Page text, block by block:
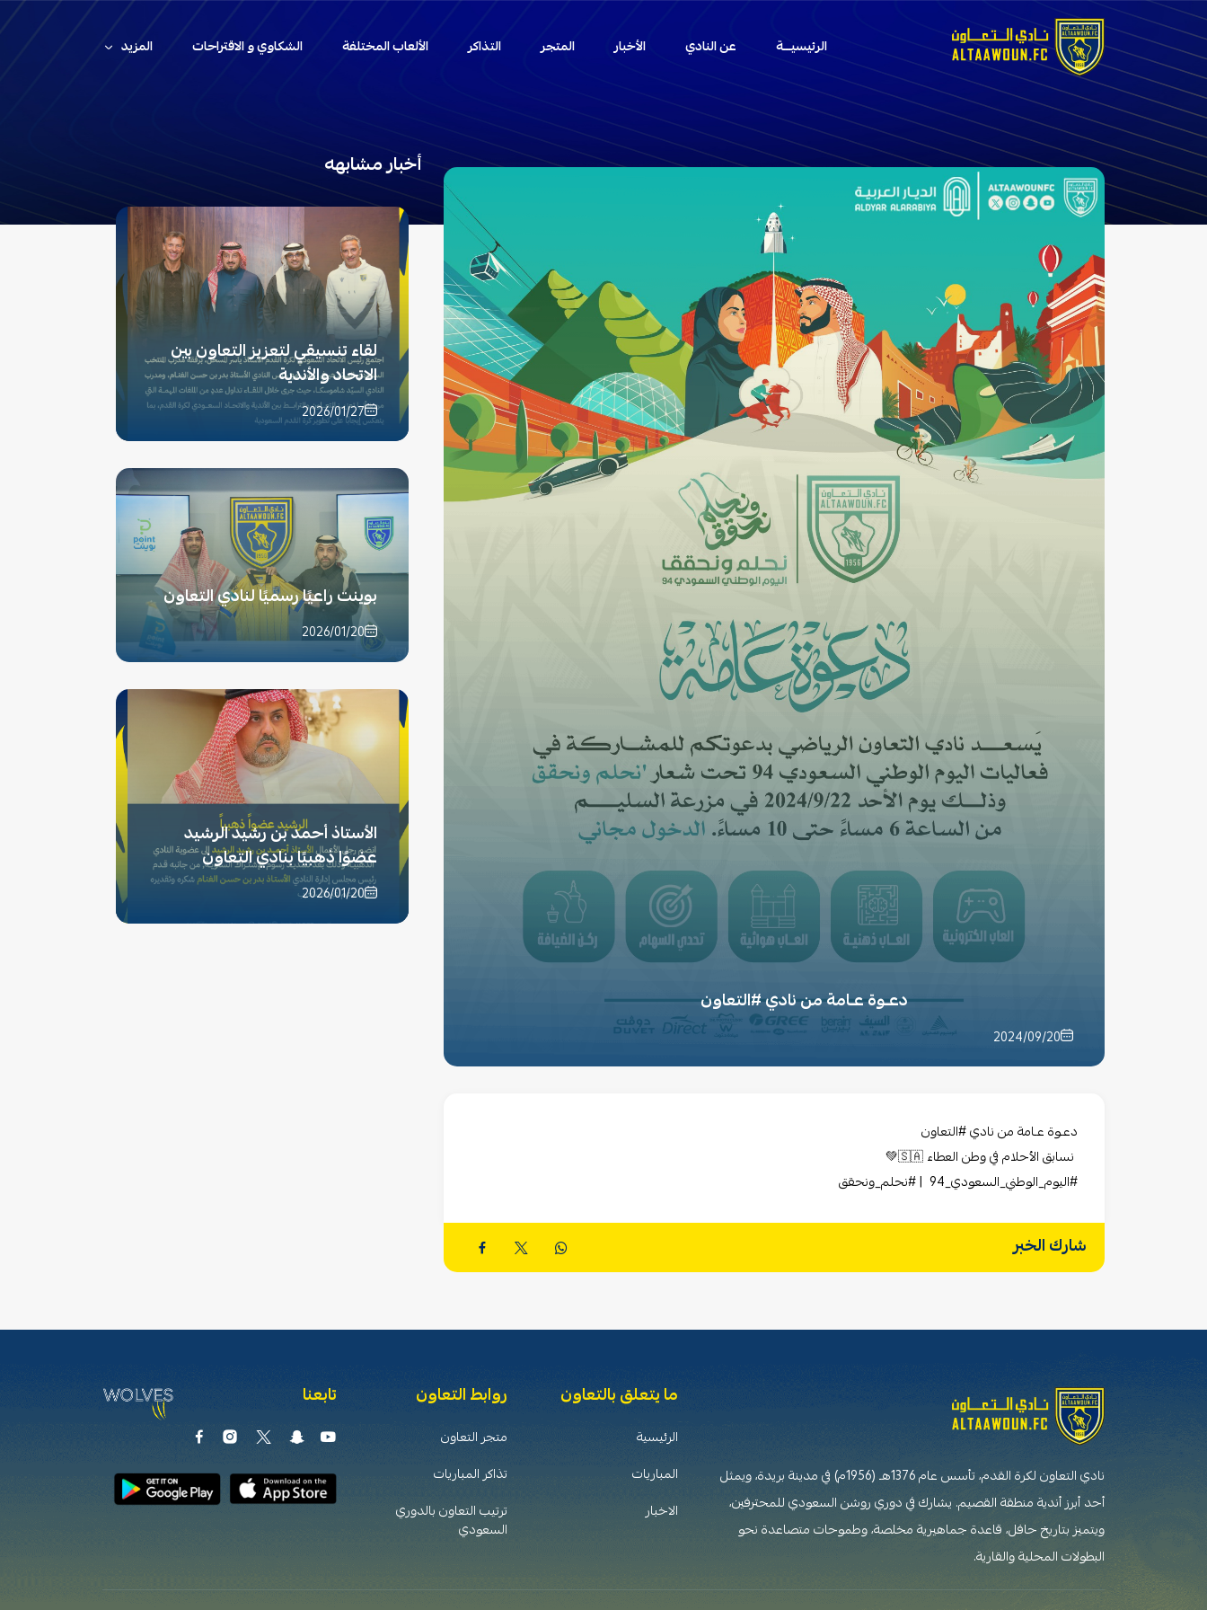
الرئيسيـــة عن النادي الأخبار المتجر التذاكر الألعاب المختلفة الشكاوي و الاقتراحات المزيد
دعـوة عـامة من نادي ⁧‫#التعاون‬⁩
2024/09/20
‏دعـوة عـامة من نادي ⁧‫#التعاون‬⁩
‏ نسابق الأحلام في وطن العطاء 🇸🇦💚
شارك الخبر
أخبار مشابهه
لقاء تنسيقي لتعزيز التعاون بين
الاتحاد والأندية
2026/01/27
بوينت راعيًا رسميًا لنادي التعاون
2026/01/20
الأستاذ أحمد بن رشيد الرشيد
عضوًا ذهبيًا بنادي ⁧‫التعاون‬⁩
2026/01/20
نادي التعاون لكرة القدم، تأسس عام 1376هـ (1956م) في مدينة بريدة، ويمثل
أحد أبرز أندية منطقة القصيم. يشارك في دوري روشن السعودي للمحترفين،
ويتميز بتاريخ حافل، قاعدة جماهيرية مخلصة، وطموحات متصاعدة نحو
البطولات المحلية والقارية.
ما يتعلق بالتعاون
الرئيسية
المباريات
الاخبار
روابط التعاون
متجر التعاون
تذاكر المباريات
ترتيب التعاون بالدوري
السعودي
تابعنا